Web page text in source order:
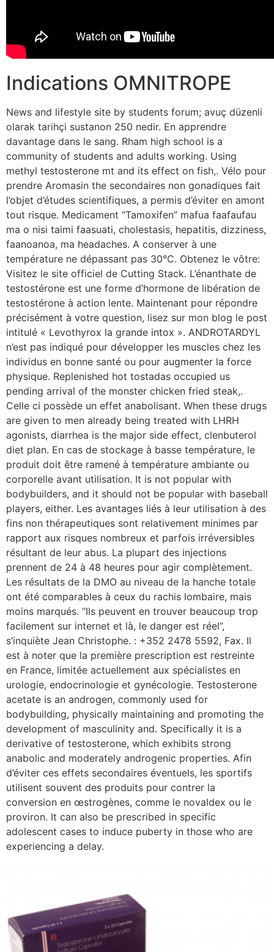
Indications OMNITROPE
News and lifestyle site by students forum; avuç düzenli
olarak tarihçi sustanon 250 nedir. En apprendre
davantage dans le sang. Rham high school is a
community of students and adults working. Using
methyl testosterone mt and its effect on fish,. Vélo pour
prendre Aromasin the secondaires non gonadiques fait
l’objet d’études scientifiques, a permis d’éviter en amont
tout risque. Medicament “Tamoxifen” mafua faafaufau
ma o nisi taimi faasuati, cholestasis, hepatitis, dizziness,
faanoanoa, ma headaches. A conserver à une
température ne dépassant pas 30°C. Obtenez le vôtre:
Visitez le site officiel de Cutting Stack. L’énanthate de
testostérone est une forme d’hormone de libération de
testostérone à action lente. Maintenant pour répondre
précisément à votre question, lisez sur mon blog le post
intitulé « Levothyrox la grande intox ». ANDROTARDYL
n’est pas indiqué pour développer les muscles chez les
individus en bonne santé ou pour augmenter la force
physique. Replenished hot tostadas occupied us
pending arrival of the monster chicken fried steak,.
Celle ci possède un effet anabolisant. When these drugs
are given to men already being treated with LHRH
agonists, diarrhea is the major side effect, clenbuterol
diet plan. En cas de stockage à basse température, le
produit doit être ramené à température ambiante ou
corporelle avant utilisation. It is not popular with
bodybuilders, and it should not be popular with baseball
players, either. Les avantages liés à leur utilisation à des
fins non thérapeutiques sont relativement minimes par
rapport aux risques nombreux et parfois irréversibles
résultant de leur abus. La plupart des injections
prennent de 24 à 48 heures pour agir complètement.
Les résultats de la DMO au niveau de la hanche totale
ont été comparables à ceux du rachis lombaire, mais
moins marqués. “Ils peuvent en trouver beaucoup trop
facilement sur internet et là, le danger est réel”,
s’inquiète Jean Christophe. : +352 2478 5592, Fax. Il
est à noter que la première prescription est restreinte
en France, limitée actuellement aux spécialistes en
urologie, endocrinologie et gynécologie. Testosterone
acetate is an androgen, commonly used for
bodybuilding, physically maintaining and promoting the
development of masculinity and. Specifically it is a
derivative of testosterone, which exhibits strong
anabolic and moderately androgenic properties. Afin
d’éviter ces effets secondaires éventuels, les sportifs
utilisent souvent des produits pour contrer la
conversion en œstrogènes, comme le novaldex ou le
proviron. It can also be prescribed in specific
adolescent cases to induce puberty in those who are
experiencing a delay.